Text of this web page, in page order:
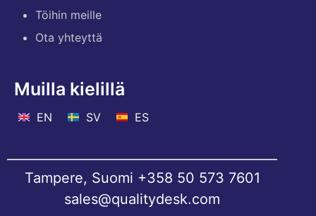
Töihin meille
Ota yhteyttä
Muilla kielillä
EN SV ES
Tampere, Suomi +358 50 573 7601
sales@qualitydesk.com